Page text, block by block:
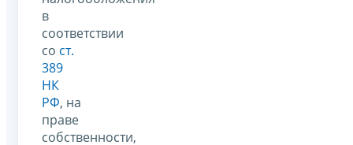
в
соответствии
со ст.
389
НК
РФ, на
праве
собственности,